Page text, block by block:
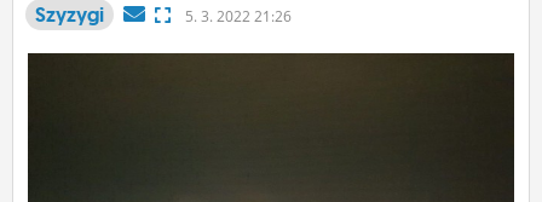
PRIHLÁS SA
Szyzygi 5. 3. 2022 21:26